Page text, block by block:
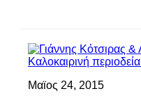
Μαϊος 24, 2015